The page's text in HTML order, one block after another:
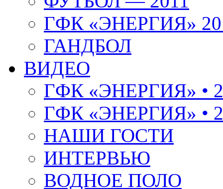
ГФК «ЭНЕРГИЯ»
ГАНДБОЛ
ВИДЕО
ГФК «ЭНЕРГИЯ» •
ГФК «ЭНЕРГИЯ» •
НАШИ ГОСТИ
ИНТЕРВЬЮ
ВОДНОЕ ПОЛО